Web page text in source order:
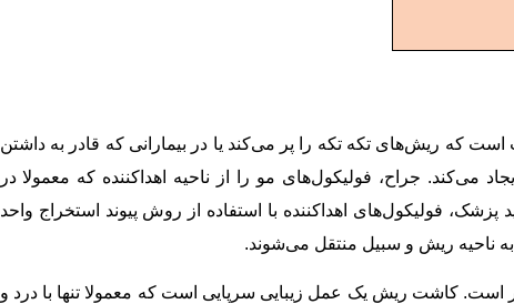
ریش‌های تکه تکه را پر می‌کند یا در بیمارانی که قادر به داشتن
جراح، فولیکول‌های مو را از ناحیه اهداکننده که معمولا در
فولیکول‌های اهداکننده با استفاده از روش پیوند استخراج واحد
کاشت ریش یک عمل زیبایی سرپایی است که معمولا تنها با درد و